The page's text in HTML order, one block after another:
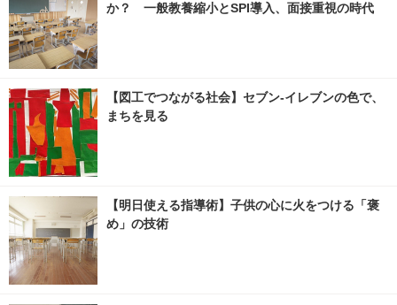
か？ 一般教養縮小とSPI導入、面接重視の時代
【図工でつながる社会】セブン‐イレブンの色で、
まちを見る
【明日使える指導術】子供の心に火をつける「褒
め」の技術